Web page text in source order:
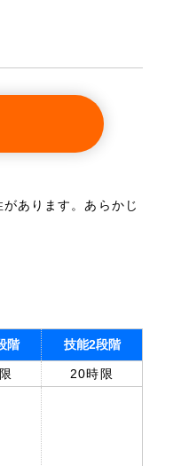
あります。あらかじ
階 技能2段階
20時限